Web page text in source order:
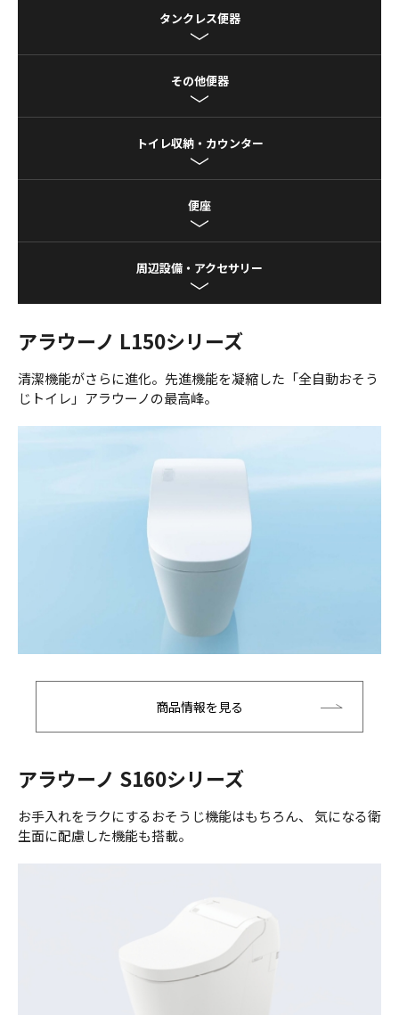
タンクレス便器
その他便器
トイレ収納・カウンター
便座
周辺設備・アクセサリー
アラウーノ L150シリーズ
清潔機能がさらに進化。先進機能を凝縮した「全自動おそう
じトイレ」アラウーノの最高峰。
商品情報を見る
アラウーノ S160シリーズ
お手入れをラクにするおそうじ機能はもちろん、 気になる衛
生面に配慮した機能も搭載。